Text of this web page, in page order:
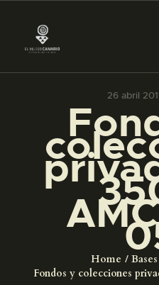
26 abril
Home
Fondos y colecciones
PREPARAR
█
EL MUSEO